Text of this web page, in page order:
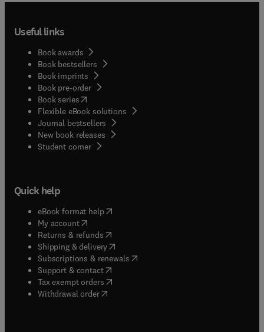
Useful links
Book awards
Book bestsellers
Book imprints
Book pre-order
Book series(opens in new tab/window
Flexible eBook solutions
Journal bestsellers
New book releases
Student corner( opens in new tab/window
Quick help
eBook format help( opens in new tab/window
My account( opens in new tab/window
Returns & refunds( opens in new tab/window
Shipping & delivery(opens in new tab/window
Subscriptions & renewals( opens in new tab/window
Support & contact( opens in new tab/window
Tax exempt orders( opens in new tab/window
Withdrawal order